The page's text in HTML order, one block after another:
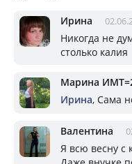
Ирина
Никогда не
столько калия
Марина
Ирина, Сама
Валентина
Я всю весну с